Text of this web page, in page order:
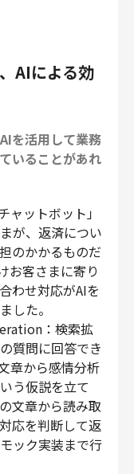
AIによる効
を活用して業務
いることがあれ
ャットボット」
が、返済につい
のかかるものだ
お客さまに寄り
わせ対応がAIを
した。
：検索拡
質問に回答でき
章から感情分析
う仮説を立て
文章から読み取
応を判断して返
ック実装まで行